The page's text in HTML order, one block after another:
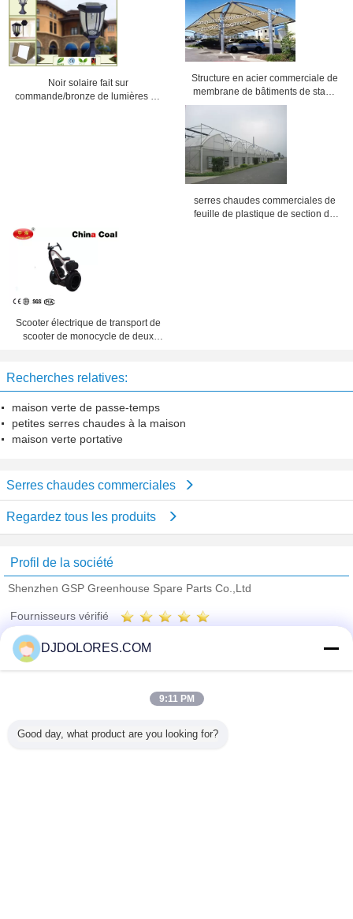
Noir solaire fait sur
commande/bronze de lumières de
Structure en acier commerciale de
membrane de bâtiments de stade
renforcée
serres chaudes commerciales de
feuille de plastique de section de
Scooter électrique de transport de
scooter de monocycle de deux
Recherches relatives:
maison verte de passe-temps
petites serres chaudes à la maison
maison verte portative
Serres chaudes commerciales
Regardez tous les produits
Profil de la société
Shenzhen GSP Greenhouse Spare Parts Co.,Ltd
Fournisseurs vérifié
Trust Seal
Tous les produits
DJDOLORES.COM
9:11 PM
Good day, what product are you looking for?